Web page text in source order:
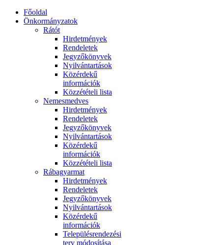
Főoldal
Önkormányzatok
Rátót
Hirdetmények
Rendeletek
Jegyzőkönyvek
Nyilvántartások
Közérdekű
információk
Közzétételi lista
Nemesmedves
Hirdetmények
Rendeletek
Jegyzőkönyvek
Nyilvántartások
Közérdekű
információk
Közzétételi lista
Rábagyarmat
Hirdetmények
Rendeletek
Jegyzőkönyvek
Nyilvántartások
Közérdekű
információk
Településrendezési
terv módosítása